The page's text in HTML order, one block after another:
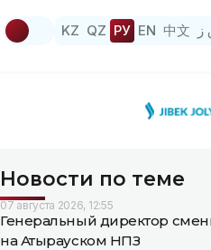
KZ QZ РУ EN 中文 ز
Новости по теме
07 августа 2026, 12:55
Генеральный директор
на Атырауском НПЗ